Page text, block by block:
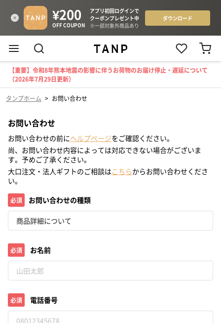
【重要】令和8年熊本地震の影響に伴うお荷物のお届け停止・遅延について
（2026年7月29日更新）
タンプホーム > お問い合わせ
お問い合わせ
お問い合わせの前にヘルプページをご確認ください。
尚、お問い合わせ内容によっては対応できない場合がございま
す。予めご了承ください。
大口注文・法人ギフトのご相談はこちらからお問い合わせくださ
い。
必須 お問い合わせの種類
必須 お名前
必須 電話番号